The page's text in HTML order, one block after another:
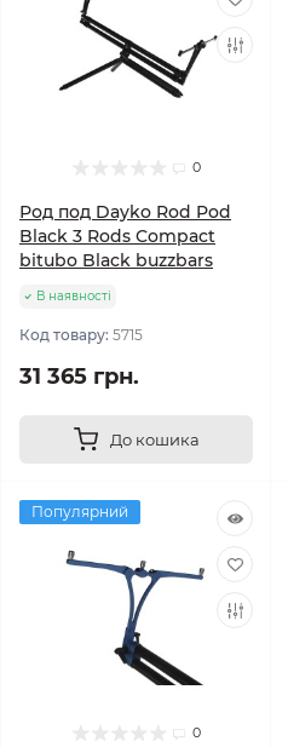
0
Род под Dayko Rod Pod
Black 3 Rods Compact
bitubo Black buzzbars
В наявності
Код товару: 5715
31 365 грн.
До кошика
Популярний
0